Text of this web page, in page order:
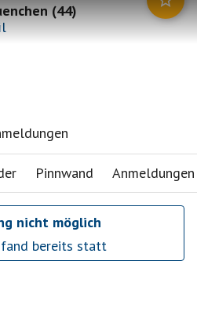
(44)
Pinnwand Anmeldungen
nicht möglich
fand bereits statt